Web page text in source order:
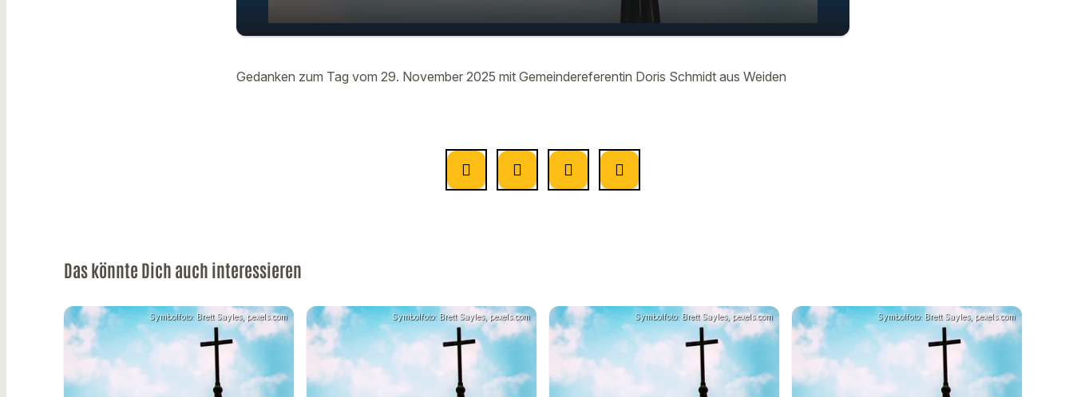
play_arrow Doris Schmidt vom 29. November
Gedanken zum Tag vom 29. November 2025 mit Gemeindereferentin Doris Schmidt aus Weiden
Das könnte Dich auch interessieren
Symbolfoto: Brett Sayles, pexels.com Symbolfoto: Brett Sayles, pexels.com Symbolfoto: Brett Sayles, pexels.com Symbolfoto: Brett Sayles, pexels.com